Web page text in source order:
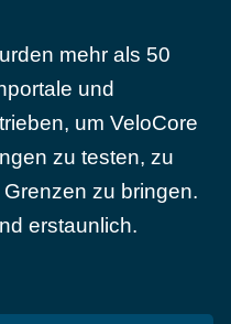
mehr als 50
und
um VeloCore
zu testen, zu
zu bringen.
erstaunlich.